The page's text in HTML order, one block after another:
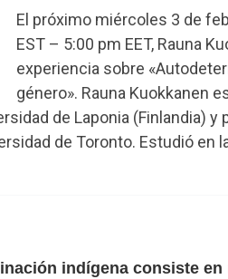
El próximo miércoles 3 de
EST – 5:00 pm EET, Rauna
experiencia sobre
género». Rauna Kuokkanen
de Laponia (Finlandia)
de Toronto. Estudió en
indígena consiste